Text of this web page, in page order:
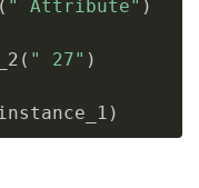
( " Attribute" )
( " 27" )
)